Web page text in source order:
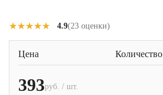
★★★★★
★★★★★ 4.9(23 оценки)
Цена Количество
393руб. / шт.